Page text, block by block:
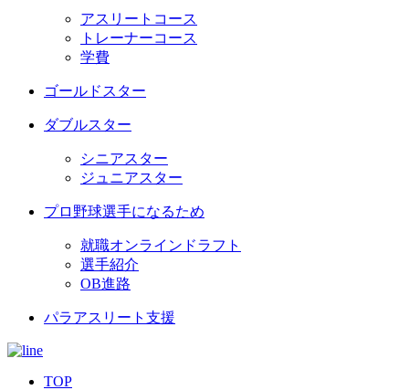
アスリートコース
トレーナーコース
学費
ゴールドスター
ダブルスター
シニアスター
ジュニアスター
プロ野球選手になるため
就職オンラインドラフト
選手紹介
OB進路
パラアスリート支援
TOP